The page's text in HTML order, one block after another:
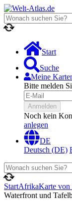
Lädt...
Start
Suche
Meine
Bitte melden
Anmelden
Noch kein
anlegen
DE
Deutsch (DE)
Lädt...
StartAfrikaKarte von
Waterfront und